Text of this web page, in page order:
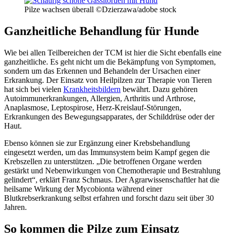
Pilze wachsen überall ©Dzierzawa/adobe stock
Ganzheitliche Behandlung für Hunde
Wie bei allen Teilbereichen der TCM ist hier die Sicht ebenfalls eine
ganzheitliche. Es geht nicht um die Bekämpfung von Symptomen,
sondern um das Erkennen und Behandeln der Ursachen einer
Erkrankung. Der Einsatz von Heilpilzen zur Therapie von Tieren
hat sich bei vielen Krankheitsbildern bewährt. Dazu gehören
Autoimmunerkrankungen, Allergien, Arthritis und Arthrose,
Anaplasmose, Leptospirose, Herz-Kreislauf-Störungen,
Erkrankungen des Bewegungsapparates, der Schilddrüse oder der
Haut.
Ebenso können sie zur Ergänzung einer Krebsbehandlung
eingesetzt werden, um das Immunsystem beim Kampf gegen die
Krebszellen zu unterstützen. „Die betroffenen Organe werden
gestärkt und Nebenwirkungen von Chemotherapie und Bestrahlung
gelindert“, erklärt Franz Schmaus. Der Agrarwissenschaftler hat die
heilsame Wirkung der Mycobionta während einer
Blutkrebserkrankung selbst erfahren und forscht dazu seit über 30
Jahren.
So kommen die Pilze zum Einsatz